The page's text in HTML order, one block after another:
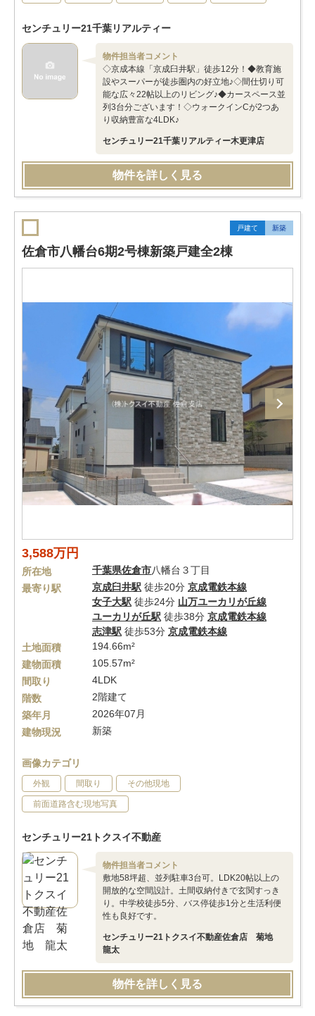
センチュリー21千葉リアルティー
物件担当者コメント
◇京成本線「京成臼井駅」徒歩12分！◆教育施
設やスーパーが徒歩圏内の好立地♪◇間仕切り可
能な広々22帖以上のリビング♪◆カースペース並
列3台分ございます！◇ウォークインCが2つあ
り収納豊富な4LDK♪
センチュリー21千葉リアルティー木更津店
物件を詳しく見る
戸建て 新築
佐倉市八幡台6期2号棟新築戸建全2棟
3,588万円
所在地 千葉県佐倉市八幡台３丁目
最寄り駅
京成臼井駅 徒歩20分 京成電鉄本線
女子大駅 徒歩24分 山万ユーカリが丘線
ユーカリが丘駅 徒歩38分 京成電鉄本線
志津駅 徒歩53分 京成電鉄本線
土地面積
194.66m²
建物面積
105.57m²
間取り
4LDK
階数
2階建て
築年月
2026年07月
建物現況
新築
画像カテゴリ
外観 間取り その他現地
前面道路含む現地写真
センチュリー21トクスイ不動産
物件担当者コメント
敷地58坪超、並列駐車3台可。LDK20帖以上の
開放的な空間設計。土間収納付きで玄関すっき
り。中学校徒歩5分、バス停徒歩1分と生活利便
性も良好です。
センチュリー21トクスイ不動産佐倉店 菊地
龍太
物件を詳しく見る